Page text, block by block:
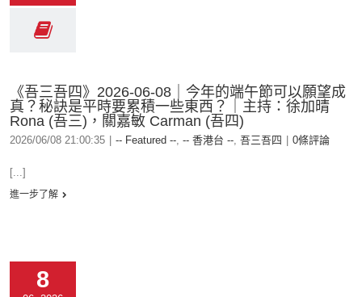
《吾三吾四》2026-06-08｜今年的端午節可以願望成
真？秘訣是平時要累積一些東西？｜主持：徐加晴
Rona (吾三)，關嘉敏 Carman (吾四)
2026/06/08 21:00:35 -- Featured --, -- 香港台 --, 吾三吾四 0條評論
[...]
進一步了解
8